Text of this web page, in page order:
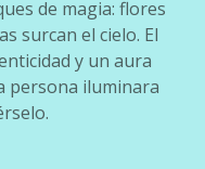
de magia: flores
surcan el cielo. El
y un aura
persona iluminara